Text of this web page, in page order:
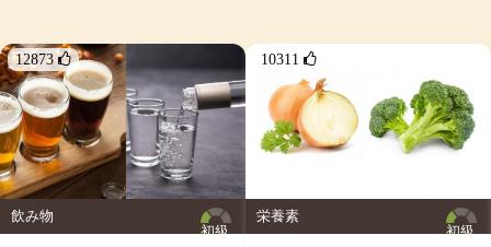
12873 
初級
飲み物
10311 
初級
栄養素